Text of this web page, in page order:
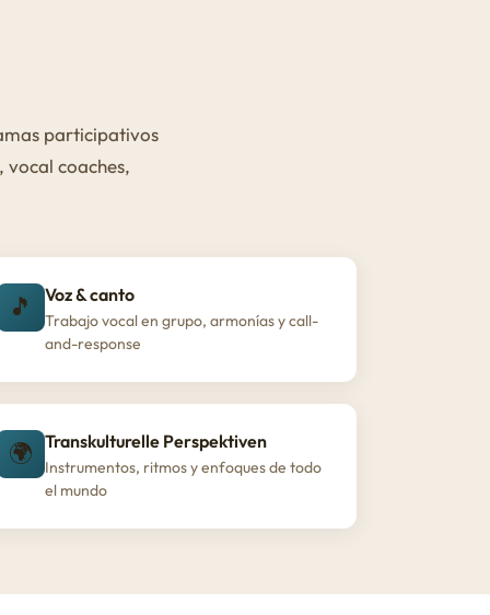
participativos
vocal coaches,
🎵 Voz & canto
Trabajo vocal en grupo, armonías y call-
and-response
🌍 Transkulturelle Perspektiven
Instrumentos, ritmos y enfoques de todo
el mundo